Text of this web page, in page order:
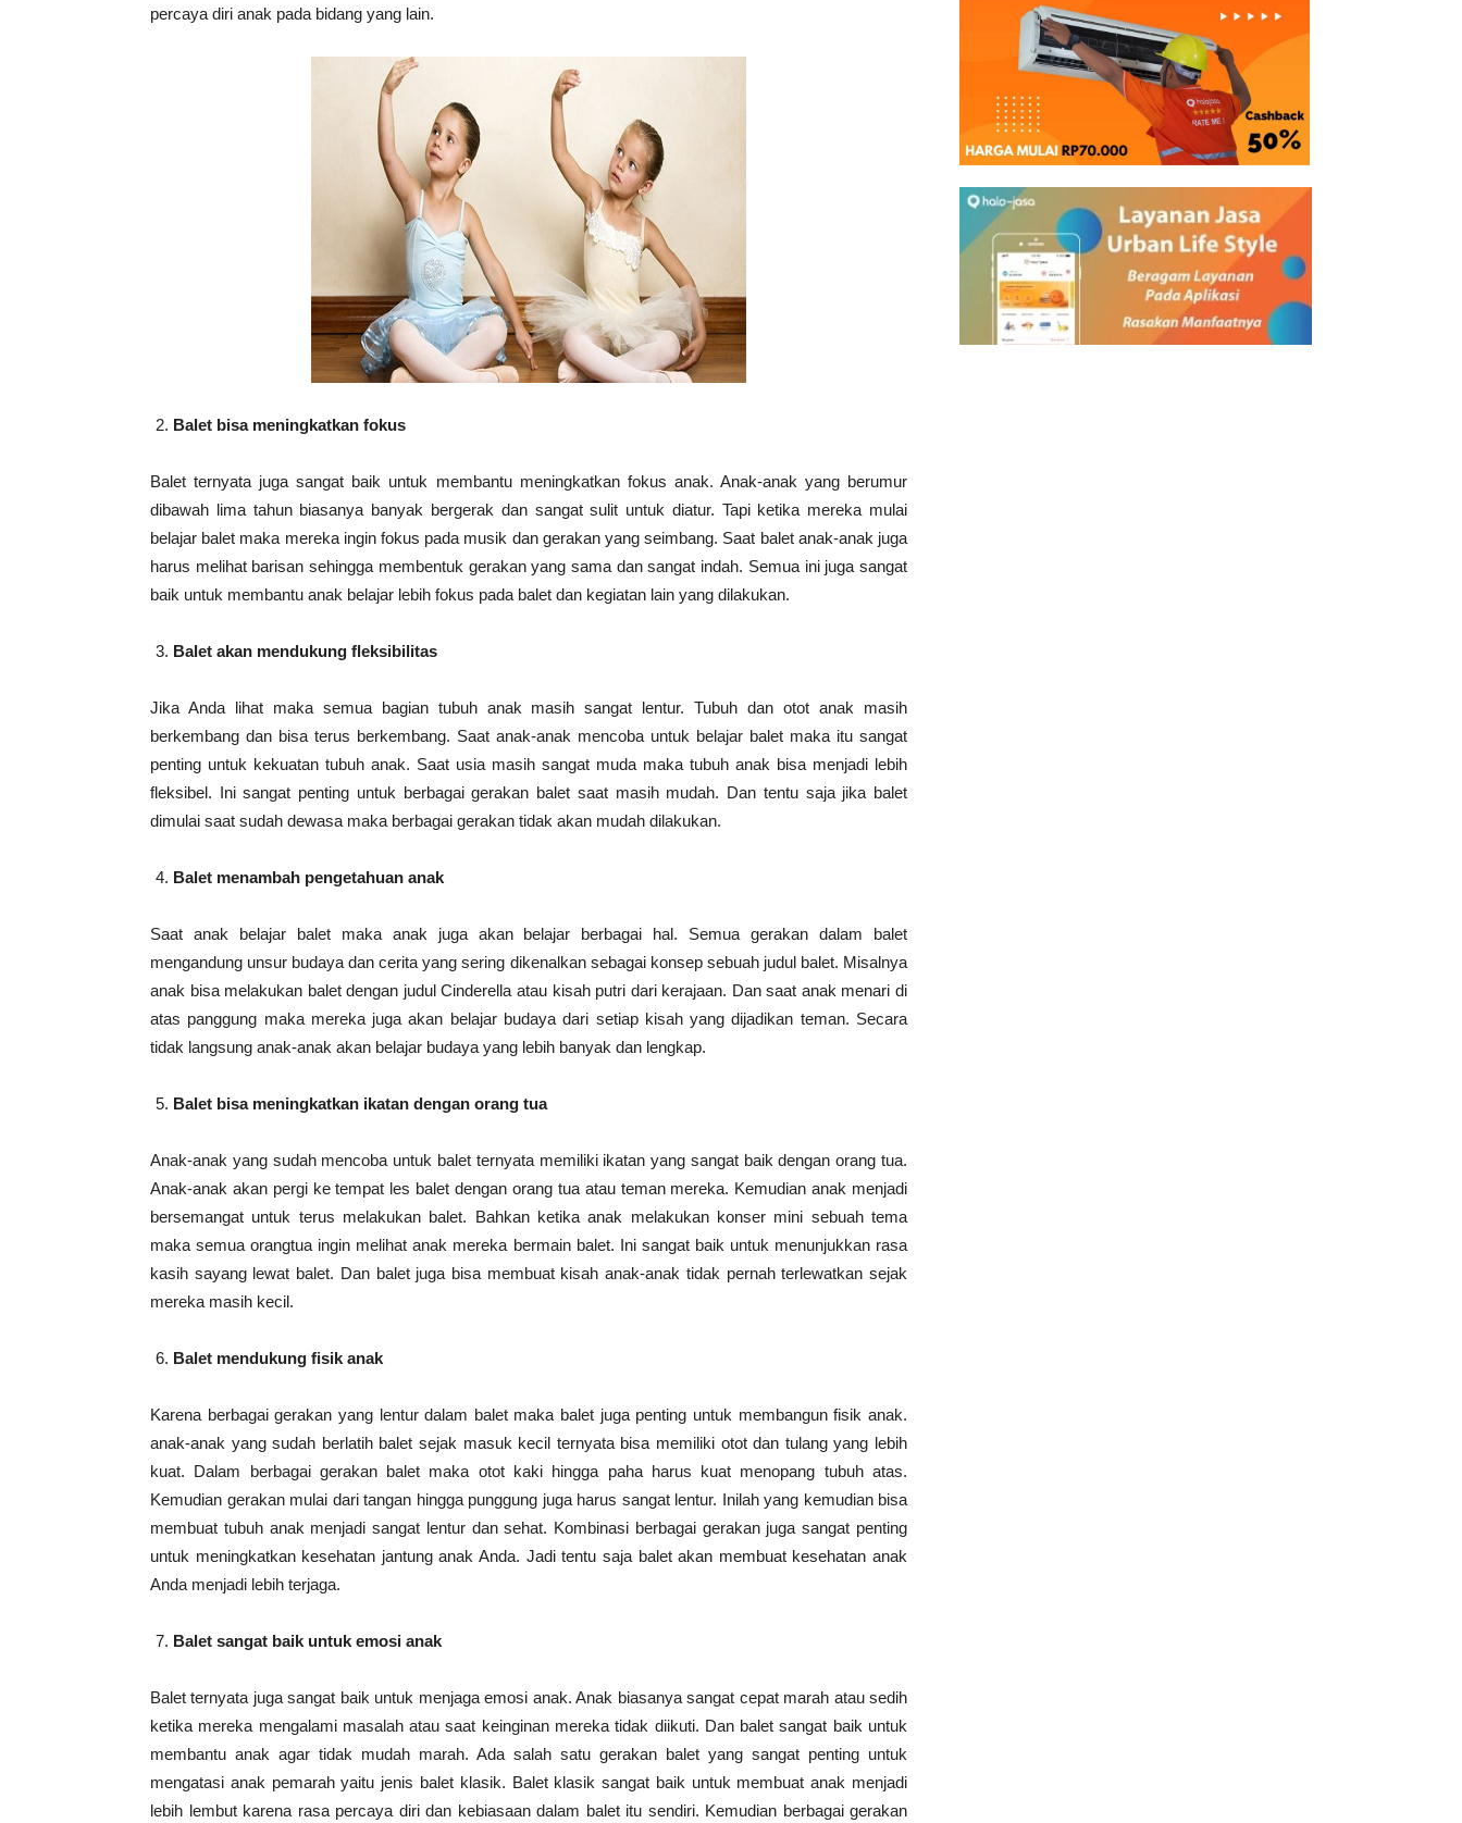
percaya diri anak pada bidang yang lain.
Balet bisa meningkatkan fokus
Balet ternyata juga sangat baik untuk membantu meningkatkan fokus anak. Anak-anak yang berumur
dibawah lima tahun biasanya banyak bergerak dan sangat sulit untuk diatur. Tapi ketika mereka mulai
belajar balet maka mereka ingin fokus pada musik dan gerakan yang seimbang. Saat balet anak-anak juga
harus melihat barisan sehingga membentuk gerakan yang sama dan sangat indah. Semua ini juga sangat
baik untuk membantu anak belajar lebih fokus pada balet dan kegiatan lain yang dilakukan.
Balet akan mendukung fleksibilitas
Jika Anda lihat maka semua bagian tubuh anak masih sangat lentur. Tubuh dan otot anak masih
berkembang dan bisa terus berkembang. Saat anak-anak mencoba untuk belajar balet maka itu sangat
penting untuk kekuatan tubuh anak. Saat usia masih sangat muda maka tubuh anak bisa menjadi lebih
fleksibel. Ini sangat penting untuk berbagai gerakan balet saat masih mudah. Dan tentu saja jika balet
dimulai saat sudah dewasa maka berbagai gerakan tidak akan mudah dilakukan.
Balet menambah pengetahuan anak
Saat anak belajar balet maka anak juga akan belajar berbagai hal. Semua gerakan dalam balet
mengandung unsur budaya dan cerita yang sering dikenalkan sebagai konsep sebuah judul balet. Misalnya
anak bisa melakukan balet dengan judul Cinderella atau kisah putri dari kerajaan. Dan saat anak menari di
atas panggung maka mereka juga akan belajar budaya dari setiap kisah yang dijadikan teman. Secara
tidak langsung anak-anak akan belajar budaya yang lebih banyak dan lengkap.
Balet bisa meningkatkan ikatan dengan orang tua
Anak-anak yang sudah mencoba untuk balet ternyata memiliki ikatan yang sangat baik dengan orang tua.
Anak-anak akan pergi ke tempat les balet dengan orang tua atau teman mereka. Kemudian anak menjadi
bersemangat untuk terus melakukan balet. Bahkan ketika anak melakukan konser mini sebuah tema
maka semua orangtua ingin melihat anak mereka bermain balet. Ini sangat baik untuk menunjukkan rasa
kasih sayang lewat balet. Dan balet juga bisa membuat kisah anak-anak tidak pernah terlewatkan sejak
mereka masih kecil.
Balet mendukung fisik anak
Karena berbagai gerakan yang lentur dalam balet maka balet juga penting untuk membangun fisik anak.
anak-anak yang sudah berlatih balet sejak masuk kecil ternyata bisa memiliki otot dan tulang yang lebih
kuat. Dalam berbagai gerakan balet maka otot kaki hingga paha harus kuat menopang tubuh atas.
Kemudian gerakan mulai dari tangan hingga punggung juga harus sangat lentur. Inilah yang kemudian bisa
membuat tubuh anak menjadi sangat lentur dan sehat. Kombinasi berbagai gerakan juga sangat penting
untuk meningkatkan kesehatan jantung anak Anda. Jadi tentu saja balet akan membuat kesehatan anak
Anda menjadi lebih terjaga.
Balet sangat baik untuk emosi anak
Balet ternyata juga sangat baik untuk menjaga emosi anak. Anak biasanya sangat cepat marah atau sedih
ketika mereka mengalami masalah atau saat keinginan mereka tidak diikuti. Dan balet sangat baik untuk
membantu anak agar tidak mudah marah. Ada salah satu gerakan balet yang sangat penting untuk
mengatasi anak pemarah yaitu jenis balet klasik. Balet klasik sangat baik untuk membuat anak menjadi
lebih lembut karena rasa percaya diri dan kebiasaan dalam balet itu sendiri. Kemudian berbagai gerakan